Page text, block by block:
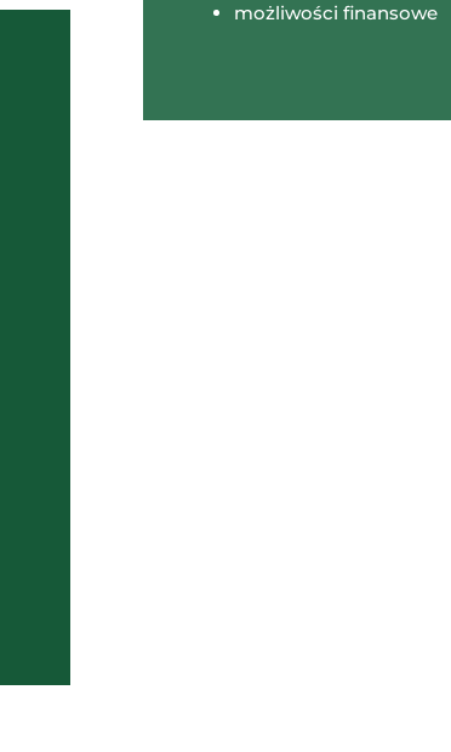
możliwości finansowe